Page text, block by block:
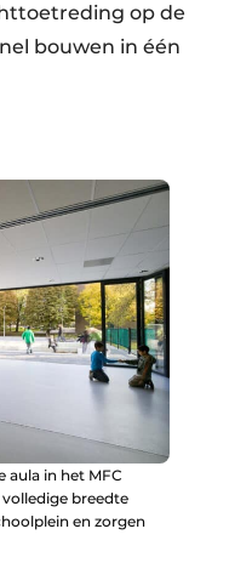
op de
bouwen in één
aula in het MFC
breedte
en zorgen